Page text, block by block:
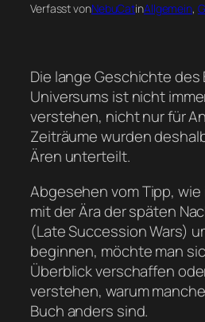
Verfasst vonNebuCatinAllgemein,
Die lange Geschichte des
Universums ist nicht
verstehen, nicht nur für
Zeiträume wurden
Ären unterteilt.
Abgesehen vom Tipp,
mit der Ära der späten
(Late Succession Wars)
beginnen, möchte man
Überblick verschaffen
verstehen, warum
Buch anders sind.